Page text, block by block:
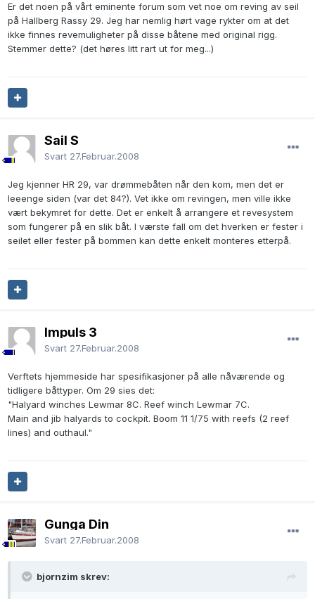
Er det noen på vårt eminente forum som vet noe om reving av seil
på Hallberg Rassy 29. Jeg har nemlig hørt vage rykter om at det
ikke finnes revemuligheter på disse båtene med original rigg.
Stemmer dette? (det høres litt rart ut for meg...)
Sail S
Svart 27.Februar.2008
Jeg kjenner HR 29, var drømmebåten når den kom, men det er
leeenge siden (var det 84?). Vet ikke om revingen, men ville ikke
vært bekymret for dette. Det er enkelt å arrangere et revesystem
som fungerer på en slik båt. I værste fall om det hverken er fester i
seilet eller fester på bommen kan dette enkelt monteres etterpå.
Impuls 3
Svart 27.Februar.2008
Verftets hjemmeside har spesifikasjoner på alle nåværende og
tidligere båttyper. Om 29 sies det:
"Halyard winches Lewmar 8C. Reef winch Lewmar 7C.
Main and jib halyards to cockpit. Boom 11 1/75 with reefs (2 reef
lines) and outhaul."
Gunga Din
Svart 27.Februar.2008
bjornzim skrev: